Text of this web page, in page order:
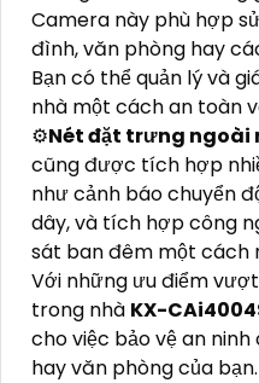
Camera này phù hợp
đình, văn phòng hay
Bạn có thể quản lý và
nhà một cách an toàn
⚙Nét đặt trưng ngoài
cũng được tích hợp
như cảnh báo chuyển
dây, và tích hợp công
sát ban đêm một cách
Với những ưu điểm
trong nhà KX-
cho việc bảo vệ an
hay văn phòng của bạn.